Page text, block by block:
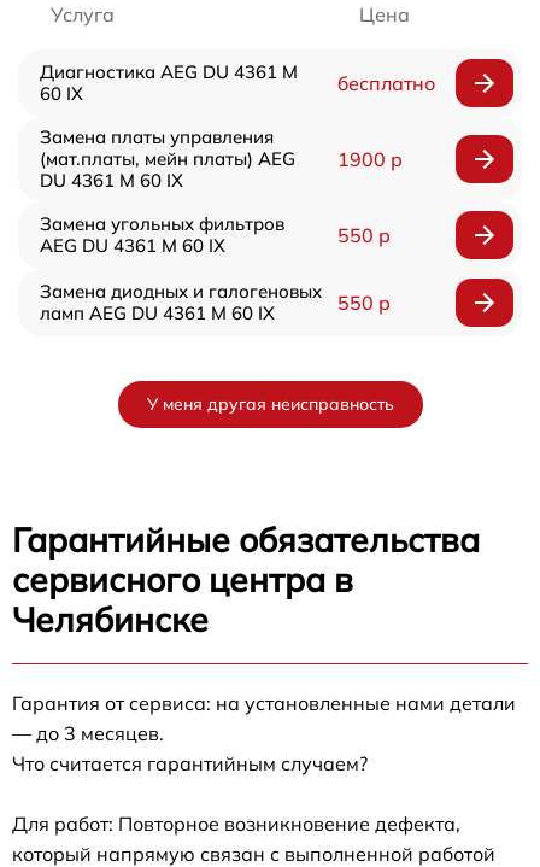
Услуга Цена
Диагностика AEG DU 4361 M
60 IX
бесплатно
Замена платы управления
(мат.платы, мейн платы) AEG
DU 4361 M 60 IX
1900 р
Замена угольных фильтров
AEG DU 4361 M 60 IX
550 р
Замена диодных и галогеновых
ламп AEG DU 4361 M 60 IX
550 р
У меня другая неисправность
Гарантийные обязательства
сервисного центра в
Челябинске
Гарантия от сервиса: на установленные нами детали
— до 3 месяцев.
Что считается гарантийным случаем?
Для работ: Повторное возникновение дефекта,
который напрямую связан с выполненной работой